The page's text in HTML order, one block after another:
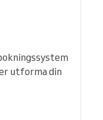
utforma din